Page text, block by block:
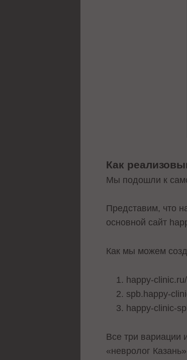
Как
Мы подошли к
Представим, что
основной сайт
Как мы можем
happy-
spb.happy-
happy-clinic-
Все три вариации
«невролог